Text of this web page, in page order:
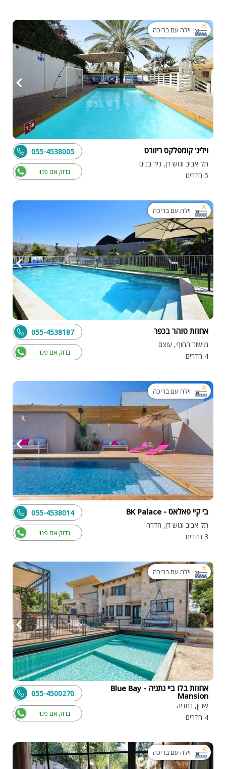
וילה עם בריכה
ויליג' קומפלקס ריזורט
תל אביב וגוש דן, ניר בנים
5 חדרים
בדוק אם פנוי
055-4538005
וילה עם בריכה
אחוזת טוהר בכפר
מישור החוף, עוצם
4 חדרים
בדוק אם פנוי
055-4538187
וילה עם בריכה
בי קיי פאלאס - BK Palace
תל אביב וגוש דן, חדרה
3 חדרים
בדוק אם פנוי
055-4538014
וילה עם בריכה
אחוזת בלו ביי נתניה - Blue Bay
Mansion
שרון, נתניה
4 חדרים
בדוק אם פנוי
055-4500270
וילה עם בריכה